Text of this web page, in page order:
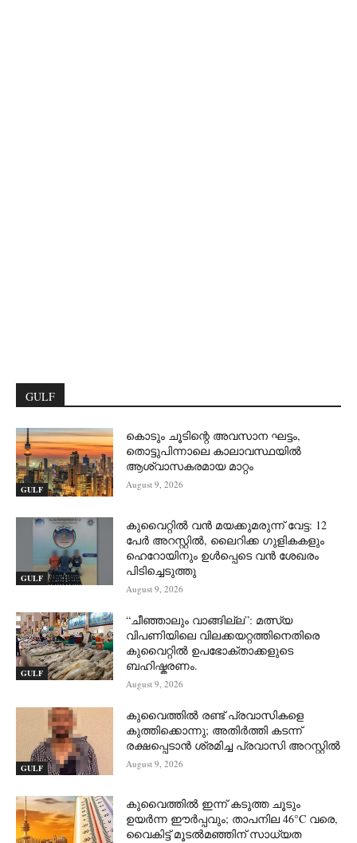
GULF
GULF
കൊടും ചൂടിന്റെ അവസാന ഘട്ടം,
തൊട്ടുപിന്നാലെ കാലാവസ്ഥയിൽ
ആശ്വാസകരമായ മാറ്റം
August 9, 2026
GULF
കുവൈറ്റിൽ വൻ മയക്കുമരുന്ന് വേട്ട: 12
പേർ അറസ്റ്റിൽ, ലൈറിക്ക ഗുളികകളും
ഹെറോയിനും ഉൾപ്പെടെ വൻ ശേഖരം
പിടിച്ചെടുത്തു
August 9, 2026
GULF
“ചീഞ്ഞാലും വാങ്ങില്ല”: മത്സ്യ
വിപണിയിലെ വിലക്കയറ്റത്തിനെതിരെ
കുവൈറ്റിൽ ഉപഭോക്താക്കളുടെ
ബഹിഷ്കരണം.
August 9, 2026
GULF
കുവൈത്തിൽ രണ്ട് പ്രവാസികളെ
കുത്തിക്കൊന്നു; അതിർത്തി കടന്ന്
രക്ഷപ്പെടാൻ ശ്രമിച്ച പ്രവാസി അറസ്റ്റിൽ
August 9, 2026
കുവൈത്തിൽ ഇന്ന് കടുത്ത ചൂടും
ഉയർന്ന ഈർപ്പവും; താപനില 46°C വരെ,
വൈകിട്ട് മൂടൽമഞ്ഞിന് സാധ്യത